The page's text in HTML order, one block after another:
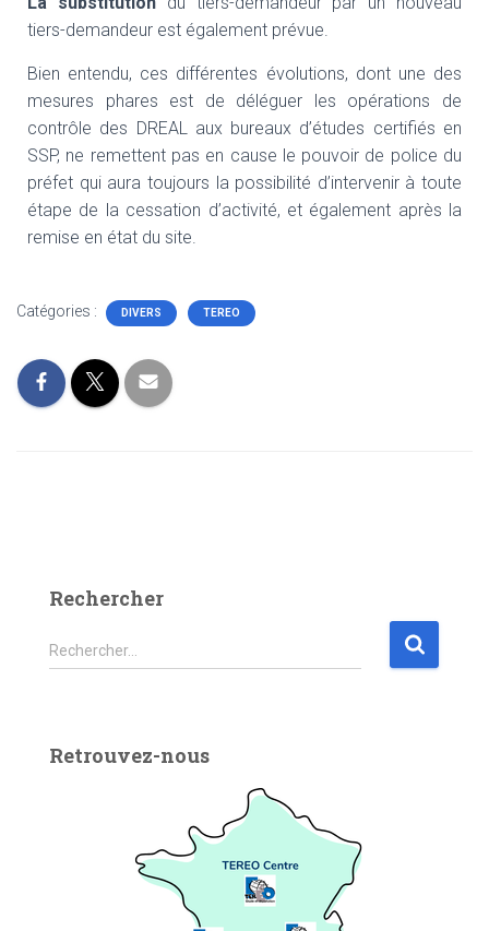
tiers-demandeur est également prévue.
Bien entendu, ces différentes évolutions, dont une des
mesures phares est de déléguer les opérations de
contrôle des DREAL aux bureaux d’études certifiés en
SSP, ne remettent pas en cause le pouvoir de police du
préfet qui aura toujours la possibilité d’intervenir à toute
étape de la cessation d’activité, et également après la
remise en état du site.
Catégories : DIVERS TEREO
Rechercher
Rechercher…
Retrouvez-nous